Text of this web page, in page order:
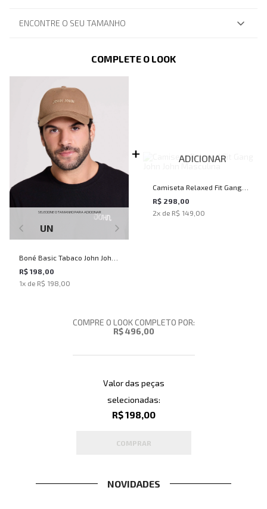
ENCONTRE O SEU TAMANHO
COMPLETE O LOOK
SELECIONE O TAMANHO PARA ADICIONAR
UN
Boné Basic Tabaco John John
Masculino
R$ 198,00
1x de R$ 198,00
ADICIONAR
Camiseta Relaxed Fit Gang
John John Masculina
R$ 298,00
2x de R$ 149,00
COMPRE O LOOK COMPLETO POR:
R$ 496,00
Valor das peças
selecionadas:
R$ 198,00
COMPRAR
NOVIDADES